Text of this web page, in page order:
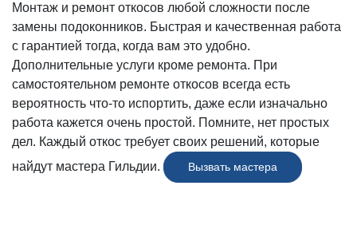
Монтаж и ремонт откосов любой сложности после
замены подоконников. Быстрая и качественная работа
с гарантией тогда, когда вам это удобно.
Дополнительные услуги кроме ремонта. При
самостоятельном ремонте откосов всегда есть
вероятность что-то испортить, даже если изначально
работа кажется очень простой. Помните, нет простых
дел. Каждый откос требует своих решений, которые
найдут мастера Гильдии.
Вызвать мастера